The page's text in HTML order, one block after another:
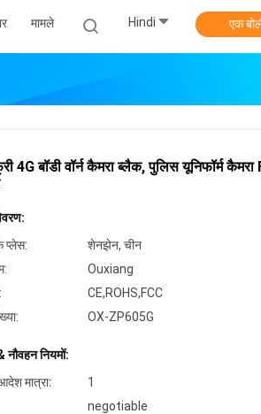
मामले Hindi एक
4G बॉडी वॉर्न कैमरा ब्लैक, पुलिस यूनिफॉर्म कैमरा
प्लेस:
शेनझेन, चीन
Ouxiang
CE,ROHS,FCC
OX-ZP605G
नौवहन नियमों:
मात्रा:
1
negotiable